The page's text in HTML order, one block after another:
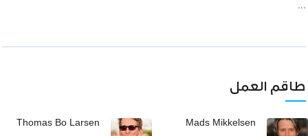
...
طاقم العمل
Mads Mikkelsen
Thomas Bo Larsen